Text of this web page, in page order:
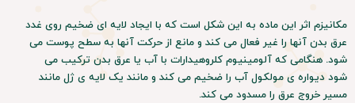
مکانیزم اثر این ماده به این شکل است که با ایجاد لایه ای ضخیم روی غدد
عرق بدن آنها را غیر فعال می کند و مانع از حرکت آنها به سطح پوست می
شود. هنگامی که آلومینیوم کلروهیدارات با آب یا عرق بدن ترکیب می
شود دیواره ی مولکول آب را ضخیم می کند و مانند یک لایه ی ژل مانند
مسیر خروج عرق را مسدود می کند.